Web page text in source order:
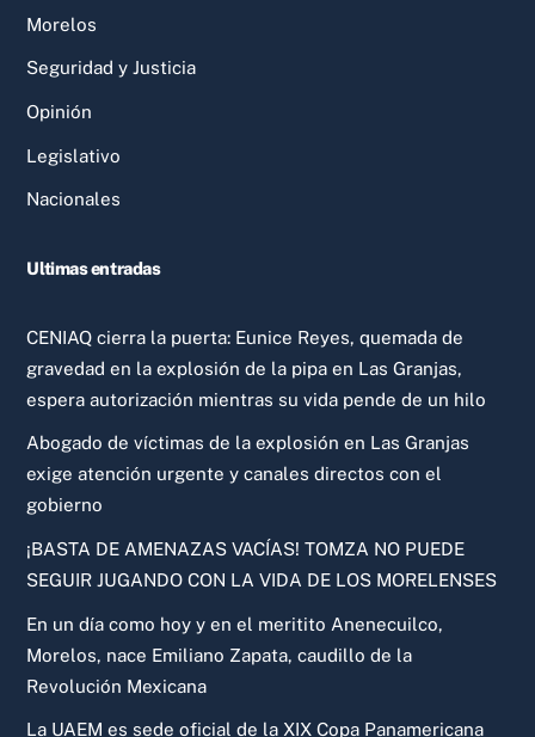
Morelos
Seguridad y Justicia
Opinión
Legislativo
Nacionales
Ultimas entradas
CENIAQ cierra la puerta: Eunice Reyes, quemada de
gravedad en la explosión de la pipa en Las Granjas,
espera autorización mientras su vida pende de un hilo
Abogado de víctimas de la explosión en Las Granjas
exige atención urgente y canales directos con el
gobierno
¡BASTA DE AMENAZAS VACÍAS! TOMZA NO PUEDE
SEGUIR JUGANDO CON LA VIDA DE LOS MORELENSES
En un día como hoy y en el meritito Anenecuilco,
Morelos, nace Emiliano Zapata, caudillo de la
Revolución Mexicana
La UAEM es sede oficial de la XIX Copa Panamericana